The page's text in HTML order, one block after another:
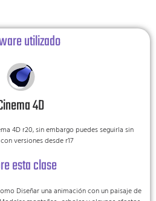
utilizado
4D
4D r20, sin embargo puedes seguirla sin
versiones desde r17
esta clase
Diseñar una animación con un paisaje de